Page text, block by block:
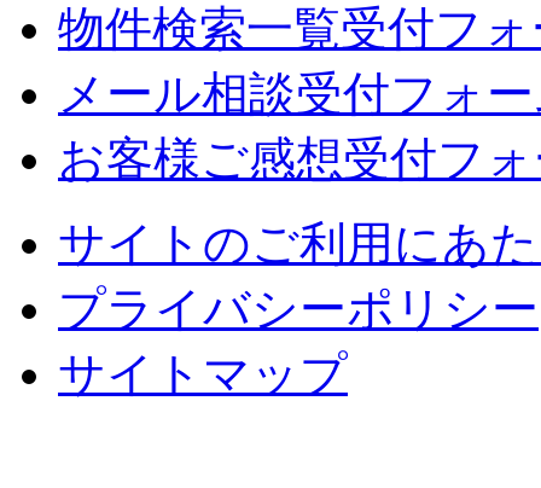
物件検索一覧受付フ
メール相談受付フォ
お客様ご感想受付フ
サイトのご利用にあ
プライバシーポリシー
サイトマップ